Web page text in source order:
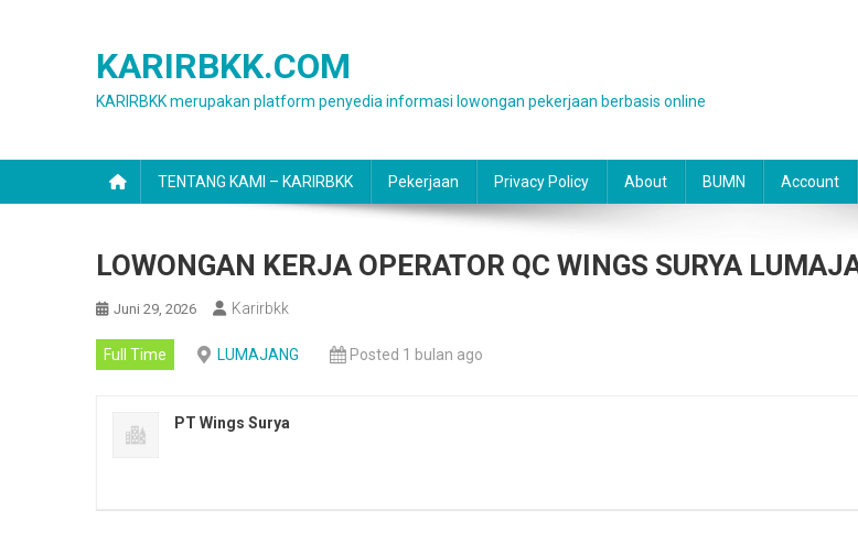
KARIRBKK.COM
KARIRBKK merupakan platform penyedia informasi lowongan pekerjaan berbasis online
TENTANG KAMI – KARIRBKK Pekerjaan Privacy Policy About BUMN Account
LOWONGAN KERJA OPERATOR QC WINGS SURYA
Juni 29, 2026 Karirbkk
Full Time LUMAJANG Posted 1 bulan ago
PT Wings Surya